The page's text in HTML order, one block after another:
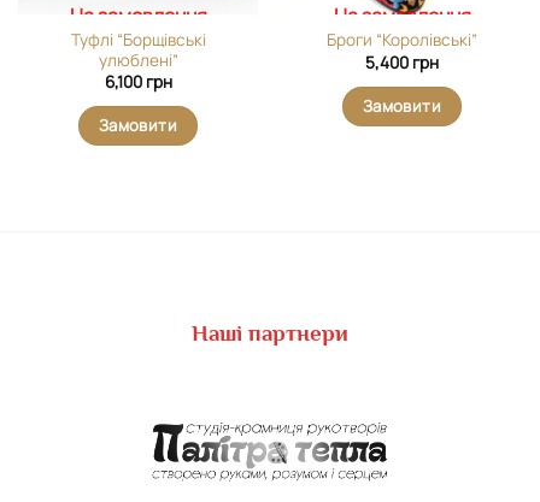
На замовлення
Туфлі “Борщівські
улюблені”
6,100 грн
Замовити
На замовлення
Броги “Королівські”
5,400 грн
Замовити
Наші партнери